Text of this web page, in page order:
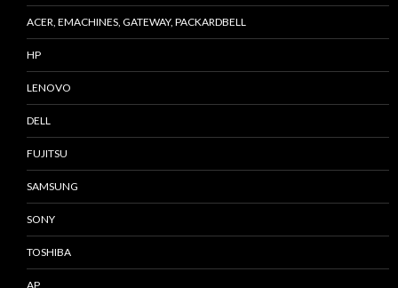
ACER, EMACHINES, GATEWAY, PACKARDBELL
HP
LENOVO
DELL
FUJITSU
SAMSUNG
SONY
TOSHIBA
AP